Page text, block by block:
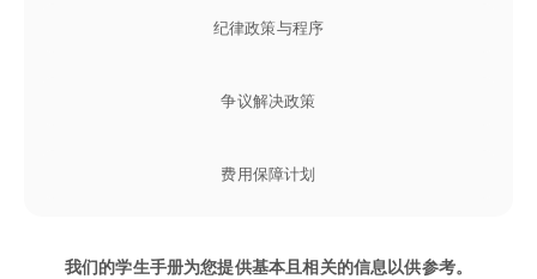
纪律政策与程序
争议解决政策
费用保障计划
我们的学生手册为您提供基本且相关的信息以供参考。